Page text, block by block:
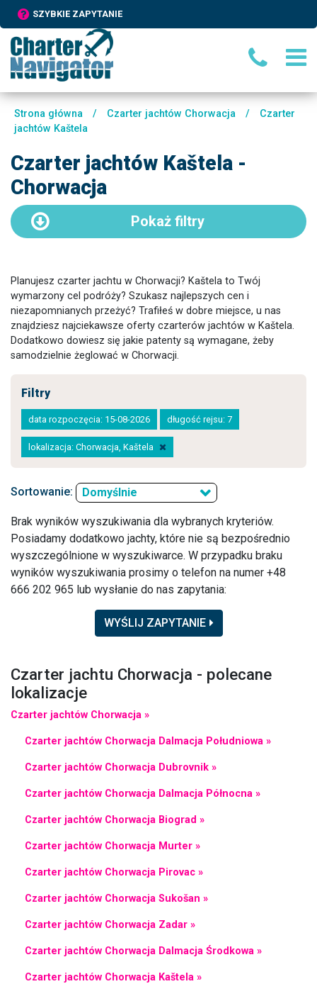
SZYBKIE ZAPYTANIE
Strona główna / Czarter jachtów Chorwacja /
Czarter
jachtów Kaštela
Czarter jachtów Kaštela -
Chorwacja
Pokaż filtry
Planujesz czarter jachtu w Chorwacji? Kaštela to Twój
wymarzony cel podróży? Szukasz najlepszych cen i
niezapomnianych przeżyć? Trafiłeś w dobre miejsce, u nas
znajdziesz najciekawsze oferty czarterów jachtów w Kaštela.
Dodatkowo dowiesz się jakie patenty są wymagane, żeby
samodzielnie żeglować w Chorwacji.
Filtry
data rozpoczęcia: 15-08-2026 długość rejsu: 7
lokalizacja: Chorwacja, Kaštela
Sortowanie: Domyślnie
Brak wyników wyszukiwania dla wybranych kryteriów.
Posiadamy dodatkowo jachty, które nie są bezpośrednio
wyszczególnione w wyszukiwarce. W przypadku braku
wyników wyszukiwania prosimy o telefon na numer +48
666 202 965 lub wysłanie do nas zapytania:
WYŚLIJ ZAPYTANIE
Czarter jachtu Chorwacja - polecane
lokalizacje
Czarter jachtów Chorwacja »
Czarter jachtów Chorwacja Dalmacja Południowa »
Czarter jachtów Chorwacja Dubrovnik »
Czarter jachtów Chorwacja Dalmacja Północna »
Czarter jachtów Chorwacja Biograd »
Czarter jachtów Chorwacja Murter »
Czarter jachtów Chorwacja Pirovac »
Czarter jachtów Chorwacja Sukošan »
Czarter jachtów Chorwacja Zadar »
Czarter jachtów Chorwacja Dalmacja Środkowa »
Czarter jachtów Chorwacja Kaštela »